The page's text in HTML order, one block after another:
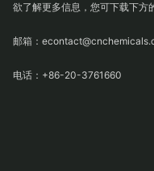
欲了解更多信息，您可下载下方
邮箱：
电话：+86-20-3761660